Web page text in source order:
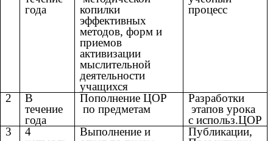
года
копилки
эффективных
методов, форм и
приемов
активизации
мыслительной
деятельности
учащихся
процесс
2
В
течение
года
Пополнение ЦОР
по предметам
Разработки
этапов урока
с использ.ЦОР
3
4
Выполнение и
Публикации,